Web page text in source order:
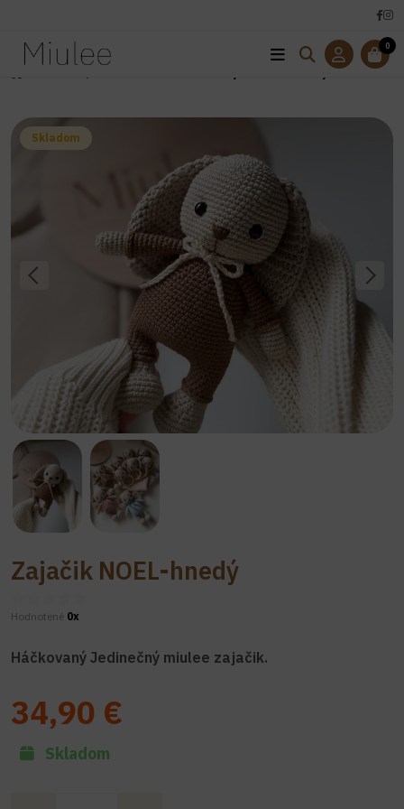
0
Skladom
Zajačik NOEL-hnedý
Hodnotené 0x
Háčkovaný Jedinečný miulee zajačik.
Skladom
34,90 €